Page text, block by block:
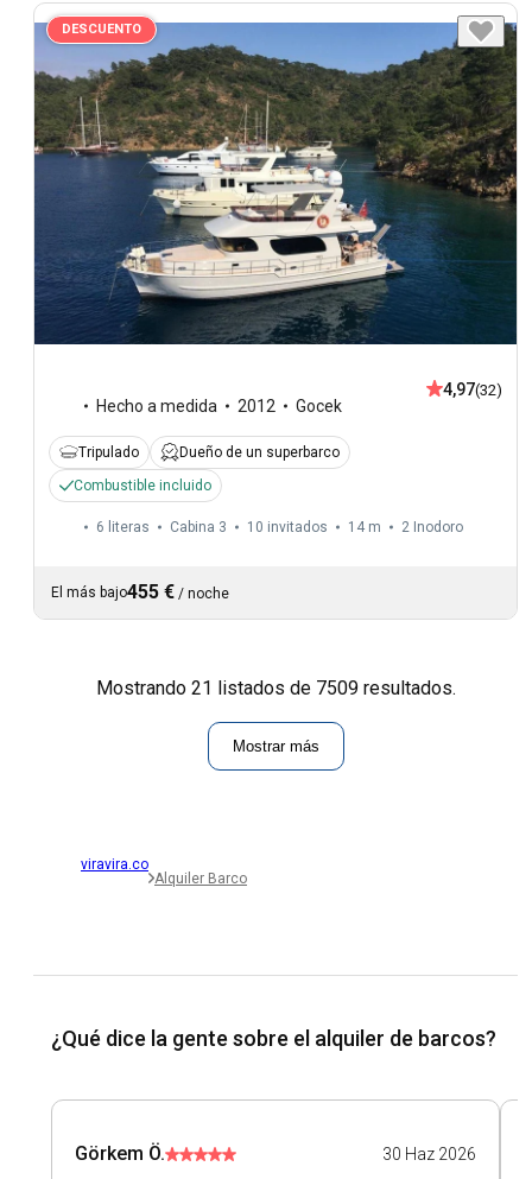
DESCUENTO
Hecho a medida 2012 Gocek
4,97(32)
Tripulado
Dueño de un superbarco
Combustible incluido
6 literas Cabina 3 10 invitados 14 m 2 Inodoro
El más bajo455 € / noche
Mostrando 21 listados de 7509 resultados.
Mostrar más
viravira.co
Alquiler Barco
¿Qué dice la gente sobre el alquiler de barcos?
Görkem Ö. 30 Haz 2026